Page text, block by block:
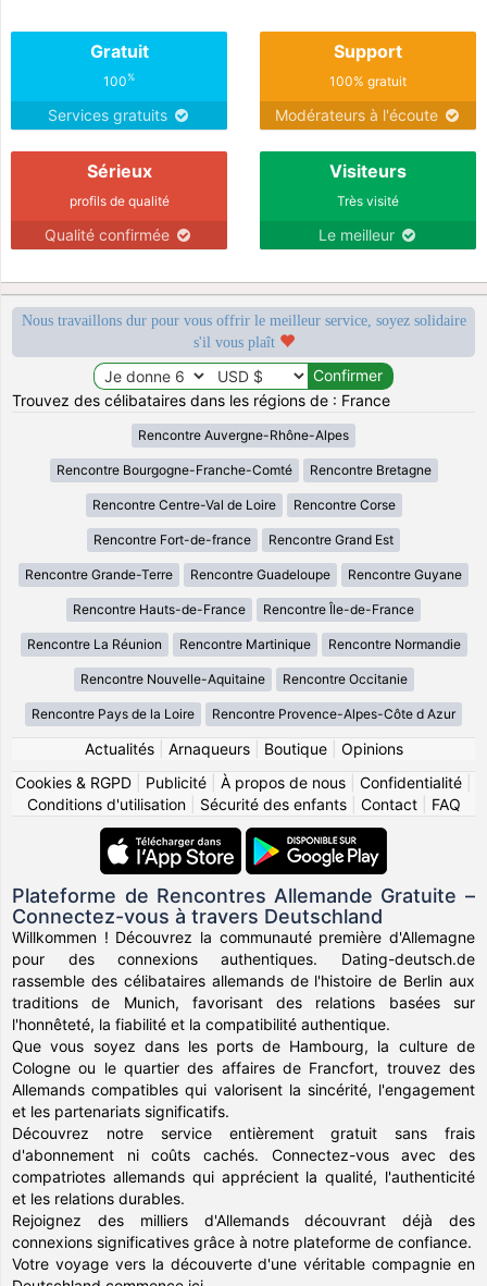
Gratuit
100%
Services gratuits
Support
100% gratuit
Modérateurs à l'écoute
Sérieux
profils de qualité
Qualité confirmée
Visiteurs
Très visité
Le meilleur
Nous travaillons dur pour vous offrir le meilleur service, soyez solidaire
s'il vous plaît
Trouvez des célibataires dans les régions de : France
Rencontre Auvergne-Rhône-Alpes
Rencontre Bourgogne-Franche-Comté Rencontre Bretagne
Rencontre Centre-Val de Loire Rencontre Corse
Rencontre Fort-de-france Rencontre Grand Est
Rencontre Grande-Terre Rencontre Guadeloupe Rencontre Guyane
Rencontre Hauts-de-France Rencontre Île-de-France
Rencontre La Réunion Rencontre Martinique Rencontre Normandie
Rencontre Nouvelle-Aquitaine Rencontre Occitanie
Rencontre Pays de la Loire Rencontre Provence-Alpes-Côte d Azur
Actualités| Arnaqueurs| Boutique| Opinions
Cookies & RGPD
Publicité À propos de nous Confidentialité
Conditions d'utilisation| Sécurité des enfants| Contact| FAQ
Plateforme de Rencontres Allemande Gratuite –
Connectez-vous à travers Deutschland
Willkommen ! Découvrez la communauté première d'Allemagne
pour des connexions authentiques. Dating-deutsch.de
rassemble des célibataires allemands de l'histoire de Berlin aux
traditions de Munich, favorisant des relations basées sur
l'honnêteté, la fiabilité et la compatibilité authentique.
Que vous soyez dans les ports de Hambourg, la culture de
Cologne ou le quartier des affaires de Francfort, trouvez des
Allemands compatibles qui valorisent la sincérité, l'engagement
et les partenariats significatifs.
Découvrez notre service entièrement gratuit sans frais
d'abonnement ni coûts cachés. Connectez-vous avec des
compatriotes allemands qui apprécient la qualité, l'authenticité
et les relations durables.
Rejoignez des milliers d'Allemands découvrant déjà des
connexions significatives grâce à notre plateforme de confiance.
Votre voyage vers la découverte d'une véritable compagnie en